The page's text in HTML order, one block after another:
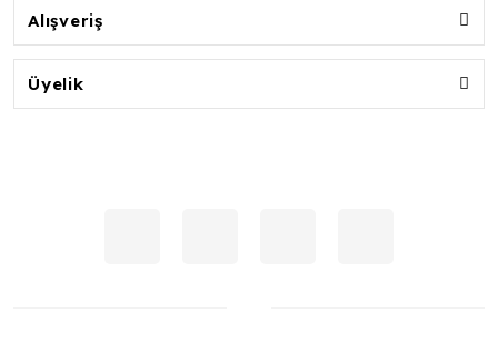
Alışveriş
Üyelik